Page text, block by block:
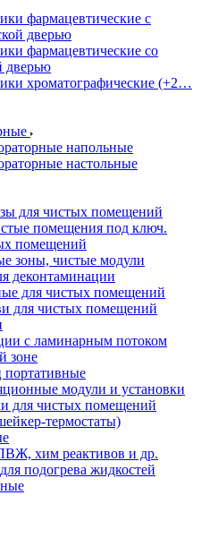
фармацевтические с
дверью
фармацевтические со
дверью
хроматографические (+2…
напольные
настольные
для чистых помещений
помещения под ключ.
помещений
зоны, чистые модули
деконтаминации
для чистых помещений
для чистых помещений
с ламинарным потоком
зоне
портативные
модули и установки
для чистых помещений
термостаты)
хим реактивов и др.
подогрева жидкостей